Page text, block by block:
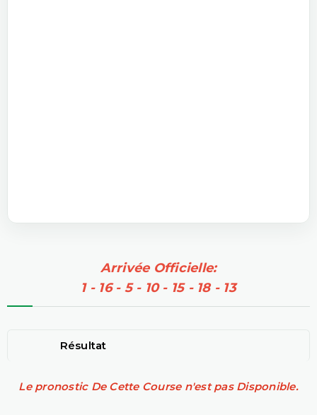
Arrivée Officielle:
1 - 16 - 5 - 10 - 15 - 18 - 13
Résultat
Le pronostic De Cette Course n'est pas Disponible.